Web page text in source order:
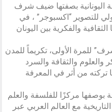
اليونانية بصفتها ضيف شرف
للتصوير “اكسبوجر” ، في
والفكرية بين اليونان
للمرة الأولى، تكريماً للمدن
والثقافة والسرد
تركته من أثر في المعرفة
بوصفها مركزًا للفلسفة والعلم
مع العالم العربي عبر